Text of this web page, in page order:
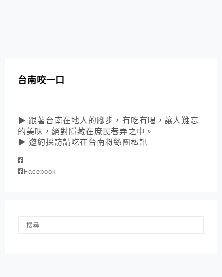
台南咬一口
▶ 跟著台南在地人的腳步，有吃有喝，讓人難忘
的美味，絕對隱藏在庶民巷弄之中。
▶ 邀約採訪請吃在台南粉絲團私訊
Facebook